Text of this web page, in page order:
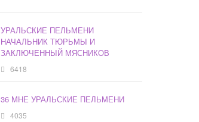
УРАЛЬСКИЕ ПЕЛЬМЕНИ
НАЧАЛЬНИК ТЮРЬМЫ И
ЗАКЛЮЧЕННЫЙ МЯСНИКОВ
6418
36 МНЕ УРАЛЬСКИЕ ПЕЛЬМЕНИ
4035